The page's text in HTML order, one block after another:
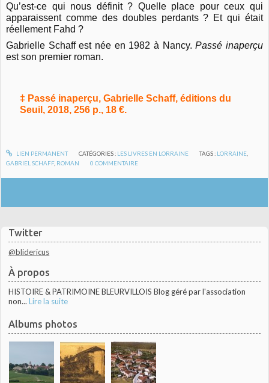
Twitter
@blidericus
À propos
HISTOIRE & PATRIMOINE BLEURVILLOIS Blog géré par l'association
non... Lire la suite
Albums photos
Qu’est-ce qui nous définit ? Quelle place pour ceux qui
apparaissent comme des doubles perdants ? Et qui était
réellement Fahd ?
Gabrielle Schaff est née en 1982 à Nancy.Passé inaperçu
est son premier roman.
‡ Passé inaperçu, Gabrielle Schaff, éditions du
Seuil, 2018, 256 p., 18 €.
LIEN PERMANENT CATÉGORIES : LES LIVRES EN LORRAINE TAGS : LORRAINE
GABRIEL SCHAFF, ROMAN 0 COMMENTAIRE